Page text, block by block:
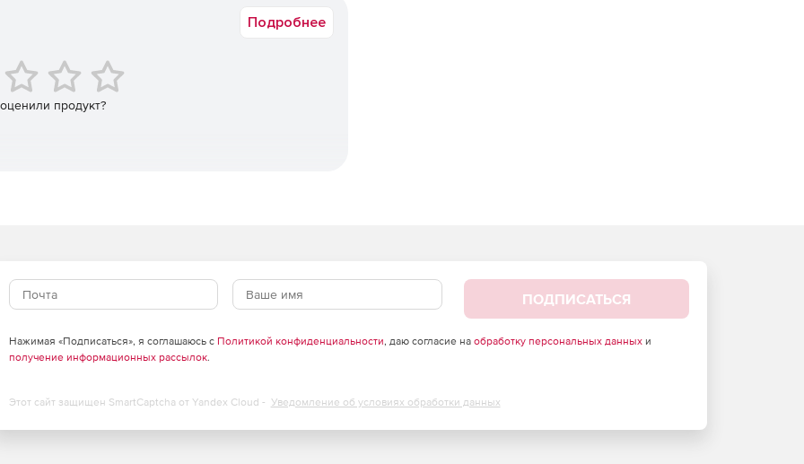
разгонку по ИТК.
предыдущих коробочных версий обращайтесь к
менеджерам Softline.
Подробнее
продукт?
ПОДПИСАТЬСЯ
Нажимая «Подписаться», я соглашаюсь с Политикой конфиденциальности, даю согласие на обработку персональных данныхи
получение информационных рассылок.
Этот сайт защищен SmartCaptcha от Yandex Cloud - Уведомление об условиях обработки данных